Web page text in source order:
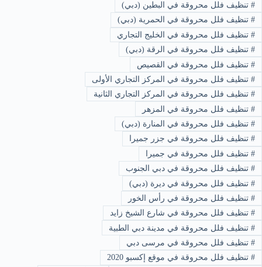
#تنظيف فلل محروقة في البطين (دبي)
#تنظيف فلل محروقة في الحمرية (دبي)
#تنظيف فلل محروقة في الخليج التجاري
#تنظيف فلل محروقة في الرقة (دبي)
#تنظيف فلل محروقة في القصيص
#تنظيف فلل محروقة في المركز التجاري الأولى
#تنظيف فلل محروقة في المركز التجاري الثانية
#تنظيف فلل محروقة في المزهر
#تنظيف فلل محروقة في المنارة (دبي)
#تنظيف فلل محروقة في جزر جميرا
#تنظيف فلل محروقة في جميرا
#تنظيف فلل محروقة في دبي الجنوب
#تنظيف فلل محروقة في ديرة (دبي)
#تنظيف فلل محروقة في رأس الخور
#تنظيف فلل محروقة في شارع الشيخ زايد
#تنظيف فلل محروقة في مدينة دبي الطبية
#تنظيف فلل محروقة في مرسى دبي
#تنظيف فلل محروقة في موقع إكسبو 2020